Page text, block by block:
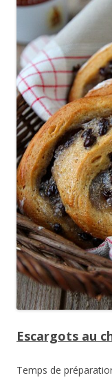
Escargots au
Temps de